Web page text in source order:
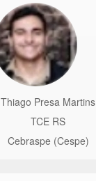
Thiago Presa Martins
TCE RS
Cebraspe (Cespe)